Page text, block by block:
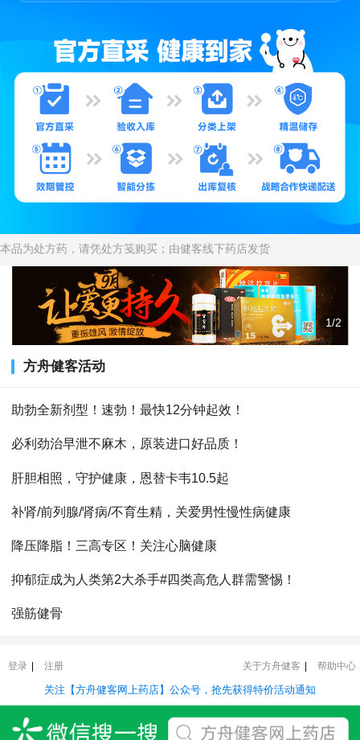
本品为处方药，请凭处方笺购买；由健客线下药店发货
1/2
方舟健客活动
助勃全新剂型！速勃！最快12分钟起效！
必利劲治早泄不麻木，原装进口好品质！
肝胆相照，守护健康，恩替卡韦10.5起
补肾/前列腺/肾病/不育生精，关爱男性慢性病健康
降压降脂！三高专区！关注心脑健康
抑郁症成为人类第2大杀手#四类高危人群需警惕！
强筋健骨
登录 | 注册 关于方舟健客 | 帮助中心
关注【方舟健客网上药店】公众号，抢先获得特价活动通知